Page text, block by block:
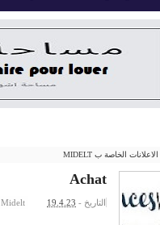
الاعلانات الخاصة ب MIDELT
Achat
التاريخ - 19.4.23
Midelt